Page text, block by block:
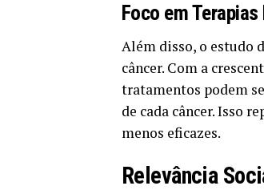
Foco em
Além disso, o estudo
câncer. Com a
tratamentos podem
de cada câncer. Isso
menos eficazes.
Relevância